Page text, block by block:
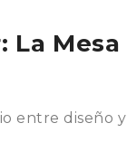
La Mesa
entre diseño y